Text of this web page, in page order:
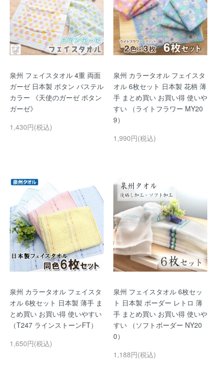
泉州 フェイスタオル 4重 両面
ガーゼ 日本製 ボタン パステル
カラー 《天使のガーゼ ボタン
ガーゼ》
1,430円(税込)
泉州 カラータオル フェイスタ
オル 6枚セット 日本製 花柄 薄
手 まとめ買い お買い得 使いや
すい （ライトフラワー MY20
9）
1,990円(税込)
泉州 カラータオル フェイスタ
オル 6枚セット 日本製 薄手 ま
とめ買い お買い得 使いやすい
（T247 ラインストーンFT）
1,650円(税込)
泉州 フェイスタオル 6枚セッ
ト 日本製 ボーダー レトロ 薄
手 まとめ買い お買い得 使いや
すい （ソフトボーダー NY20
0）
1,188円(税込)